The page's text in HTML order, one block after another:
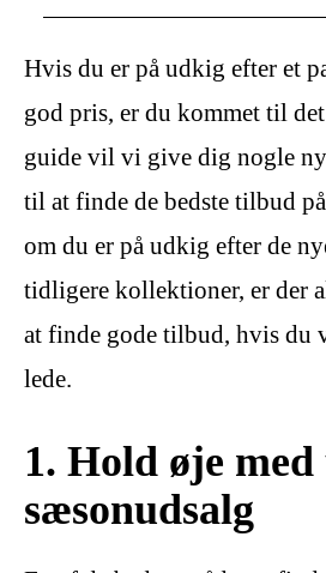
Hvis du er på udkig efter et
god pris, er du kommet til
guide vil vi give dig nogle
til at finde de bedste tilbud
om du er på udkig efter de
tidligere kollektioner, er der
at finde gode tilbud, hvis du
lede.
1. Hold øje med
sæsonudsalg